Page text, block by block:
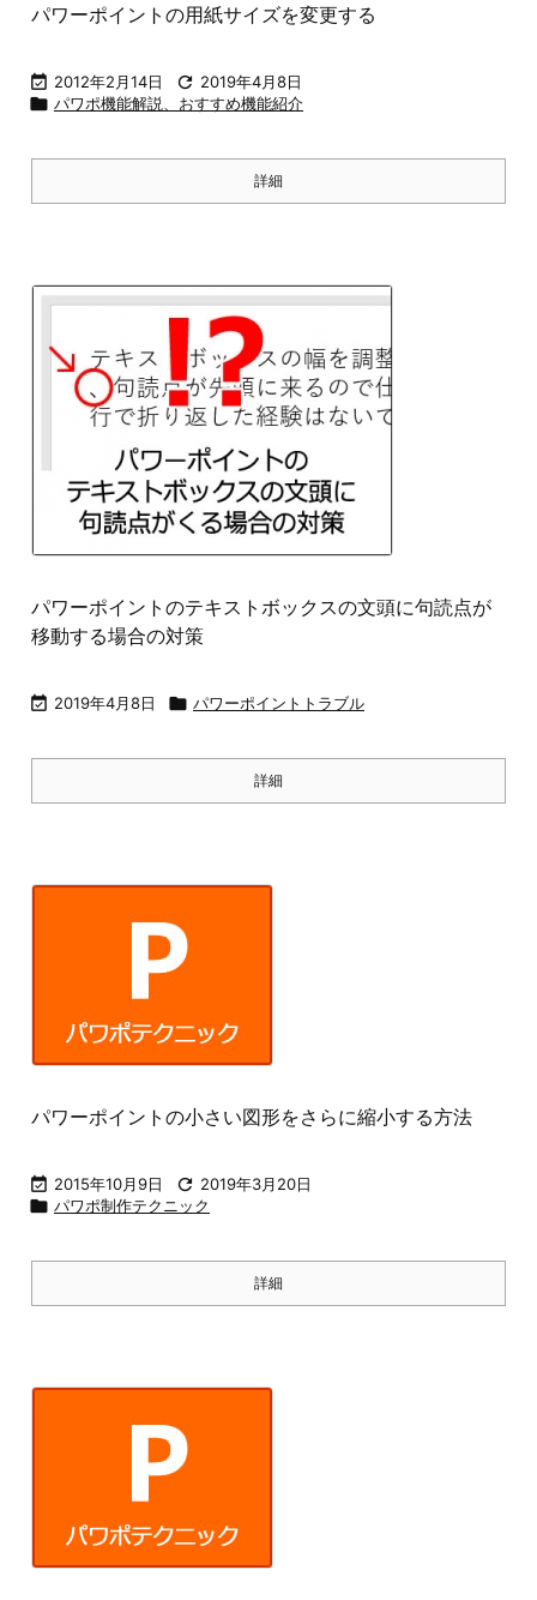
パワーポイントの用紙サイズを変更する
 2012年2月14日  2019年4月8日
 パワポ機能解説、おすすめ機能紹介
詳細
パワーポイントのテキストボックスの文頭に句読点が
移動する場合の対策
 2019年4月8日  パワーポイントトラブル
詳細
パワーポイントの小さい図形をさらに縮小する方法
 2015年10月9日  2019年3月20日
 パワポ制作テクニック
詳細